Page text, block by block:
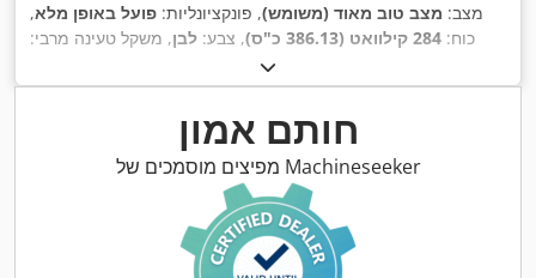
מצב: מצב טוב מאוד (משומש), פונקציונליות: פועל באופן מלא,
כוח: 284 קילוואט (386.13 כ"ס) , צבע: לבן, משקל טעינה מרבי:
, שנת ייצור:
CAT00735VB1N00936,
חותם אמון
מפיצים מוסמכים של Machineseeker